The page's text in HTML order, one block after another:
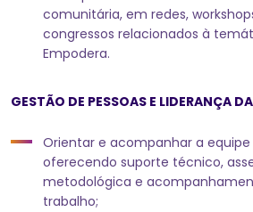
comunitária, em redes,
congressos relacionados à
Empodera.
GESTÃO DE PESSOAS E LIDERANÇA
Orientar e acompanhar a
oferecendo suporte técnico,
metodológica e
trabalho;